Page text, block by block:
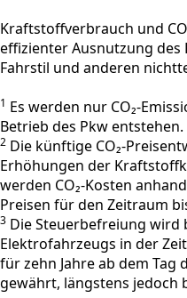
Kraftstoffverbrauch und
effizienter Ausnutzung
Fahrstil und anderen
1 Es werden nur CO₂-
Betrieb des Pkw entstehen.
2 Die künftige CO₂-
Erhöhungen der
werden CO₂-Kosten
Preisen für den Zeitraum
3 Die Steuerbefreiung wird
Elektrofahrzeugs in der
für zehn Jahre ab dem Tag
gewährt, längstens jedoch